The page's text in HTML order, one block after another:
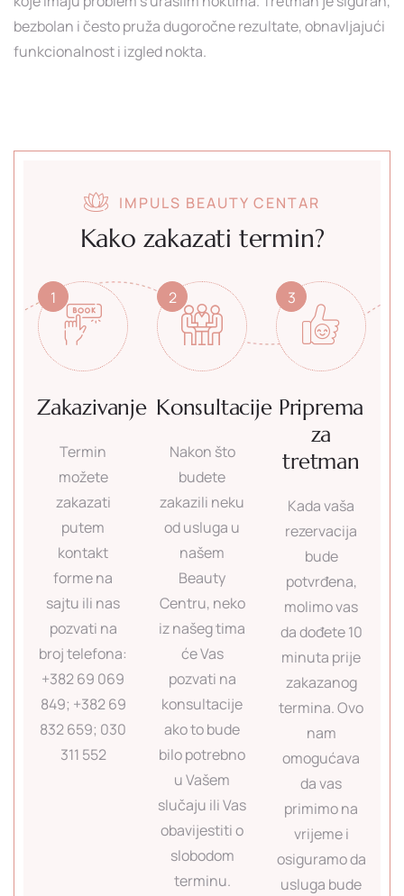
bezbolan i često pruža dugoročne rezultate, obnavljajući
funkcionalnost i izgled nokta.
IMPULS BEAUTY CENTAR
Kako zakazati termin?
1
Zakazivanje
Termin
možete
zakazati
putem
kontakt
forme na
sajtu ili nas
pozvati na
broj telefona:
+382 69 069
849; +382 69
832 659; 030
311 552
2
Konsultacije
Nakon što
budete
zakazili neku
od usluga u
našem
Beauty
Centru, neko
iz našeg tima
će Vas
pozvati na
konsultacije
ako to bude
bilo potrebno
u Vašem
slučaju ili Vas
obavijestiti o
slobodom
terminu.
3
Priprema
za
tretman
Kada vaša
rezervacija
bude
potvrđena,
molimo vas
da dođete 10
minuta prije
zakazanog
termina. Ovo
nam
omogućava
da vas
primimo na
vrijeme i
osiguramo da
usluga bude